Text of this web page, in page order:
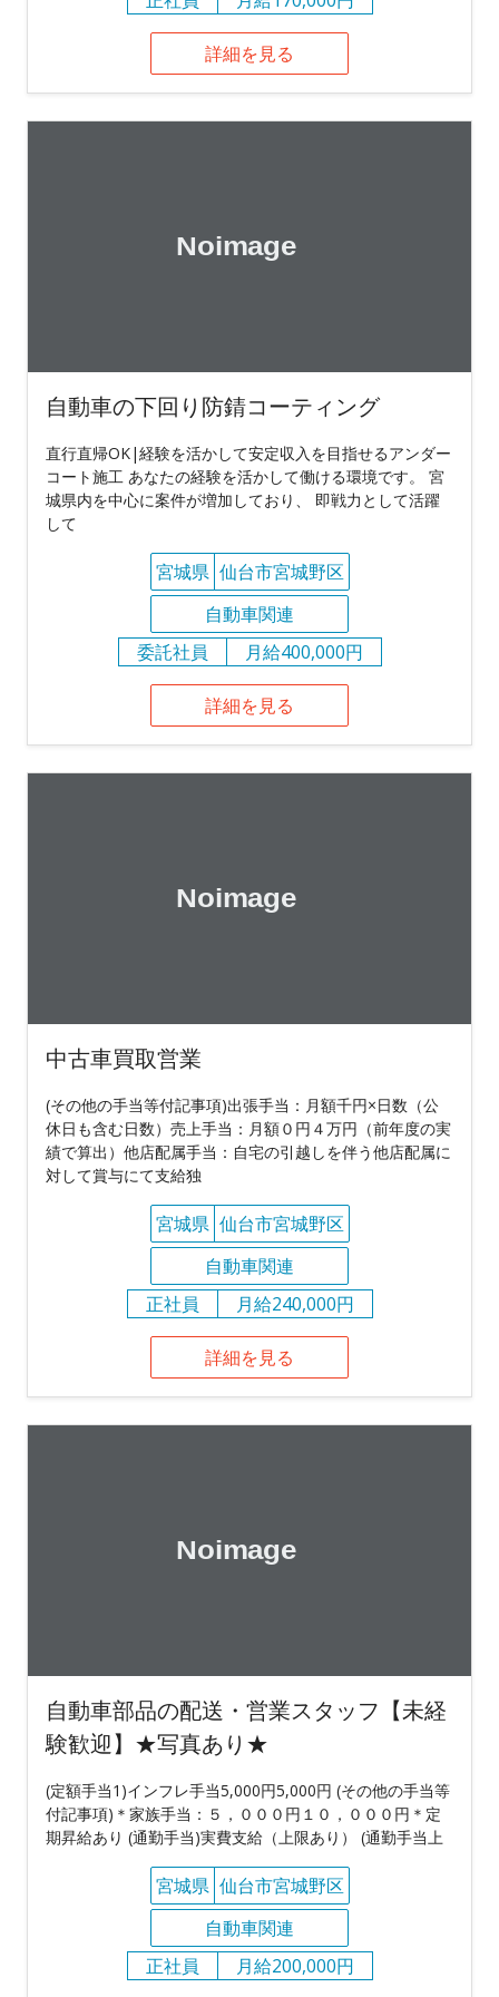
詳細を見る
自動車の下回り防錆コーティング
直行直帰OK|経験を活かして安定収入を目指せるアンダー
コート施工 あなたの経験を活かして働ける環境です。 宮
城県内を中心に案件が増加しており、 即戦力として活躍
して
宮城県 仙台市宮城野区
自動車関連
委託社員
月給400,000円
詳細を見る
中古車買取営業
(その他の手当等付記事項)出張手当：月額千円×日数（公
休日も含む日数）売上手当：月額０円４万円（前年度の実
績で算出）他店配属手当：自宅の引越しを伴う他店配属に
対して賞与にて支給独
宮城県 仙台市宮城野区
自動車関連
正社員
月給240,000円
詳細を見る
自動車部品の配送・営業スタッフ【未経
験歓迎】★写真あり★
(定額手当1)インフレ手当5,000円5,000円 (その他の手当等
付記事項)＊家族手当：５，０００円１０，０００円＊定
期昇給あり (通勤手当)実費支給（上限あり） (通勤手当上
宮城県 仙台市宮城野区
自動車関連
正社員
月給200,000円